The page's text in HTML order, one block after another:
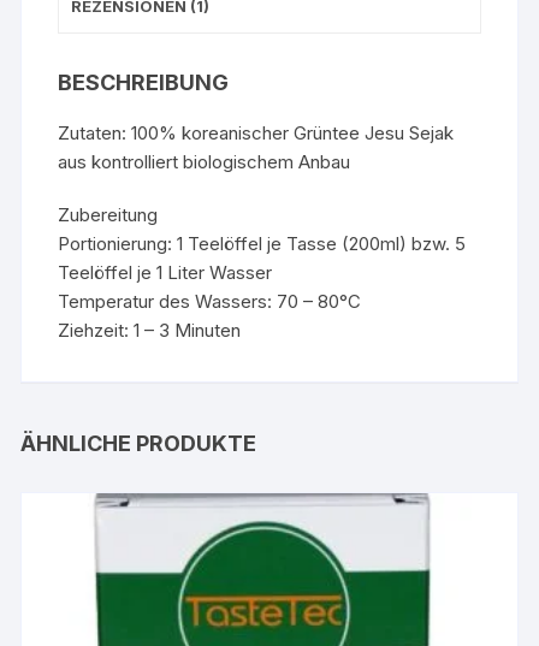
REZENSIONEN (1)
BESCHREIBUNG
Zutaten: 100% koreanischer Grüntee Jesu Sejak
aus kontrolliert biologischem Anbau
Zubereitung
Portionierung: 1 Teelöffel je Tasse (200ml) bzw. 5
Teelöffel je 1 Liter Wasser
Temperatur des Wassers: 70 – 80°C
Ziehzeit: 1 – 3 Minuten
ÄHNLICHE PRODUKTE